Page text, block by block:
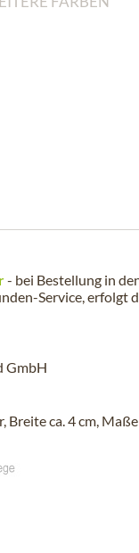
- bei Bestellung in
Service, erfolgt
GmbH
Breite ca. 4 cm,